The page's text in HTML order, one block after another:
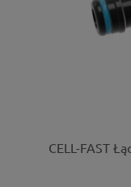
CELL-FAST